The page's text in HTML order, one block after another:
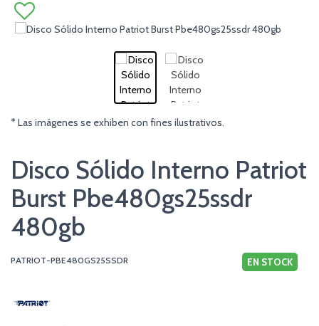
* Las imágenes se exhiben con fines ilustrativos.
Disco Sólido Interno Patriot
Burst Pbe480gs25ssdr
480gb
PATRIOT-PBE480GS25SSDR EN STOCK